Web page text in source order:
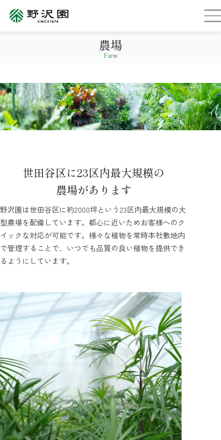
農場
Farm
世田谷区に23区内最大規模の
農場があります
野沢園は世田谷区に約2000坪という23区内最大規模の大
型農場を配備しています。都心に近いためお客様へのク
イックな対応が可能です。様々な植物を常時本社敷地内
で管理することで、いつでも品質の良い植物を提供でき
るようにしています。